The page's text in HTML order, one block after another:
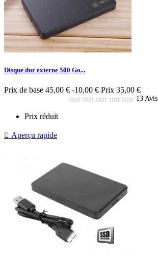
Disque dur externe 500 Go...
Prix de base 45,00 € -10,00 € Prix 35,00 €
starstarstarstarstar 13 Avis
Prix réduit
 Aperçu rapide